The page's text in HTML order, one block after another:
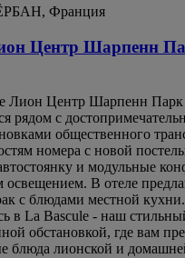
Франция
Центр Шарпенн
Лион Центр Шарпенн Парк
рядом с
общественного
номера с новой
и модульные
освещением. В отеле
с блюдами местной кухни.
в La Bascule - наш
обстановкой, где вам
блюда лионской и